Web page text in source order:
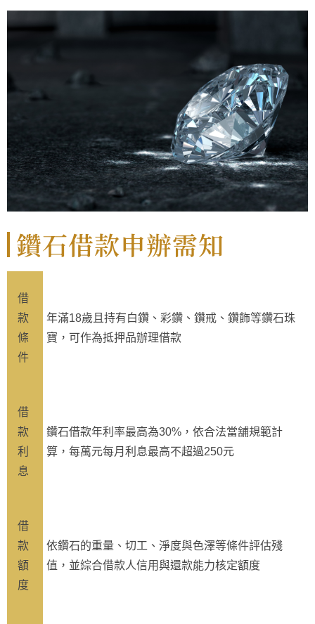
鑽石借款申辦需知
借
款
條
件
年滿18歲且持有白鑽、彩鑽、鑽戒、鑽飾等鑽石珠
寶，可作為抵押品辦理借款
借
款
利
息
鑽石借款年利率最高為30%，依合法當舖規範計
算，每萬元每月利息最高不超過250元
借
款
額
度
依鑽石的重量、切工、淨度與色澤等條件評估殘
值，並綜合借款人信用與還款能力核定額度